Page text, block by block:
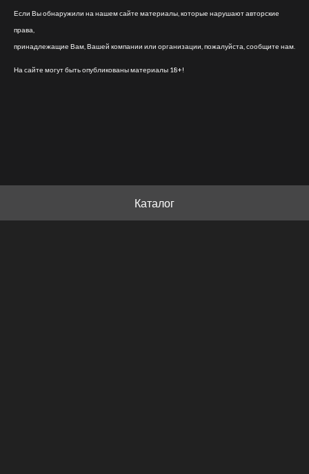
Если Вы обнаружили на нашем сайте материалы, которые нарушают авторские
права,
принадлежащие Вам, Вашей компании или организации, пожалуйста, сообщите нам.
На сайте могут быть опубликованы материалы 18+!
Каталог